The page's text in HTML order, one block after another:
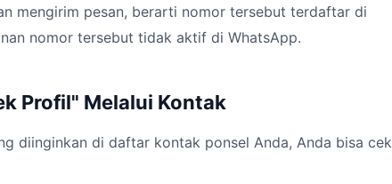
mengirim pesan, berarti nomor tersebut terdaftar di
nomor tersebut tidak aktif di WhatsApp.
Profil" Melalui Kontak
diinginkan di daftar kontak ponsel Anda, Anda bisa cek